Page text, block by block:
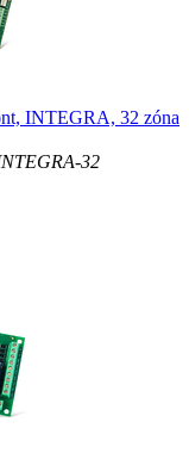
INTEGRA, 32 zóna
32